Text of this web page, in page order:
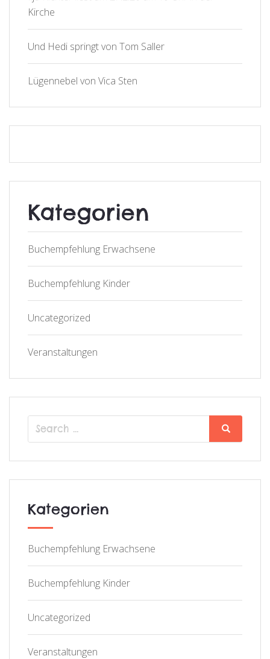
Kirche
Und Hedi springt von Tom Saller
Lügennebel von Vica Sten
Kategorien
Buchempfehlung Erwachsene
Buchempfehlung Kinder
Uncategorized
Veranstaltungen
Kategorien
Buchempfehlung Erwachsene
Buchempfehlung Kinder
Uncategorized
Veranstaltungen